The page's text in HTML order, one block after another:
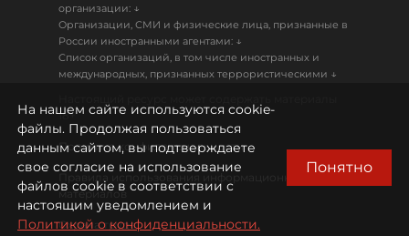
организации: ↓
Организации, СМИ и физические лица, признанные в
России иностранными агентами: ↓
Список организаций, в том числе иностранных и
международных, признанных террористическими ↓
18+
Политика конфиденциальности
Правила использования информационных
материалов
Охрана труда
На нашем сайте используются cookie-
файлы. Продолжая пользоваться
данным сайтом, вы подтверждаете
свое согласие на использование
файлов cookie в соответствии с
настоящим уведомлением и
Политикой о конфиденциальности.
Понятно